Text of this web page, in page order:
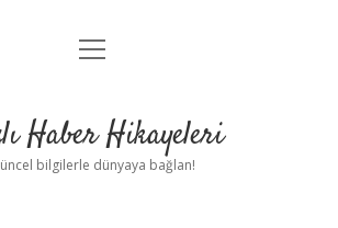
Anasayfa
Yasal Uyarı
menüyü
Haber Hikayeleri
bilgilerle dünyaya bağlan!